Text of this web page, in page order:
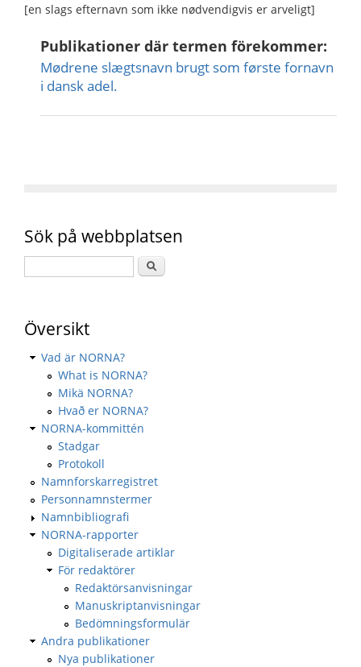
[en slags efternavn som ikke nødvendigvis er arveligt]
Publikationer där termen förekommer:
Mødrene slægtsnavn brugt som første fornavn
i dansk adel.
Sök på webbplatsen
Översikt
Vad är NORNA?
What is NORNA?
Mikä NORNA?
Hvað er NORNA?
NORNA-kommittén
Stadgar
Protokoll
Namnforskarregistret
Personnamnstermer
Namnbibliografi
NORNA-rapporter
Digitaliserade artiklar
För redaktörer
Redaktörsanvisningar
Manuskriptanvisningar
Bedömningsformulär
Andra publikationer
Nya publikationer